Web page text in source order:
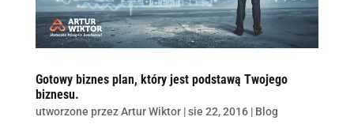
Gotowy biznes plan, który jest podstawą Twojego
biznesu.
utworzone przezArtur Wiktor|sie 22, 2016| Blog